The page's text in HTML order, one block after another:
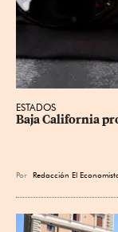
ESTADOS
Baja California
Por Redacción El